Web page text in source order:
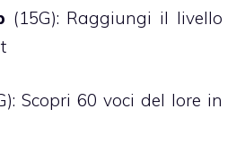
(15G): Raggiungi il livello
Scopri 60 voci del lore in